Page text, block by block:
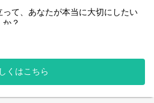
て、あなたが本当に大切にしたい
？
分らしく生きる最大の近道になる
インで「自分だけの軸」を探して
。
のワークショップ、会社紹介、座
くはこちら